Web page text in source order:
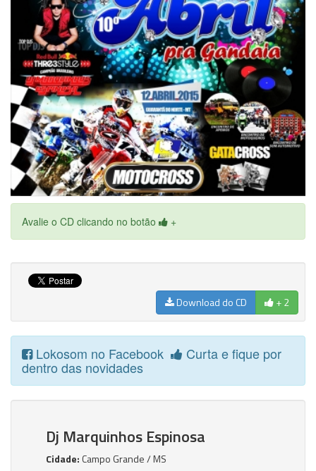
Avalie o CD clicando no botão +
Download do CD + 2
Lokosom no Facebook Curta e fique por
dentro das novidades
Dj Marquinhos Espinosa
Cidade: Campo Grande / MS